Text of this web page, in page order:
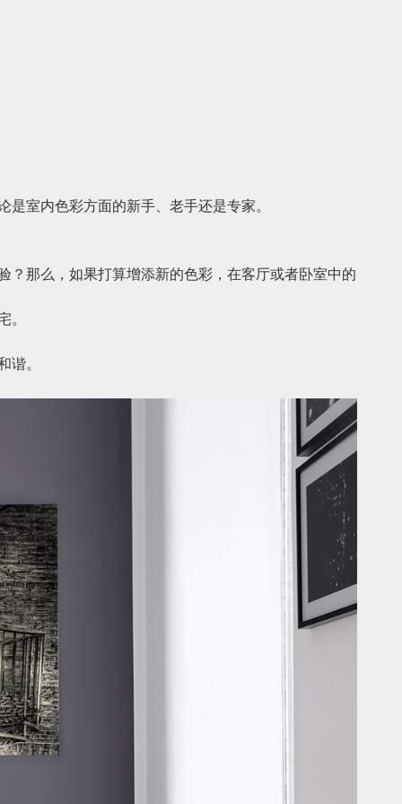
室内色彩方面的新手、老手还是专家。
？那么，如果打算增添新的色彩，在客厅或者卧室中的
。
谐。